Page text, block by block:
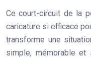
Ce court-circuit de la
caricature si efficace
transforme une
simple, mémorable et